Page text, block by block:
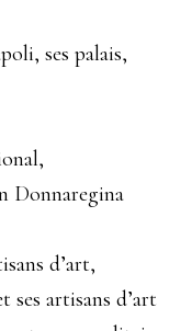
ses palais,
Donnaregina
d’art,
artisans d’art